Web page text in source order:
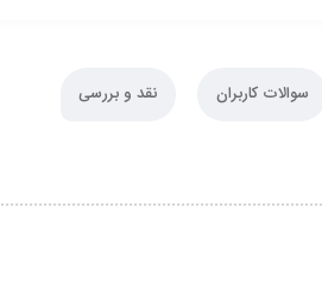
سوالات کاربران نقد و بررسی